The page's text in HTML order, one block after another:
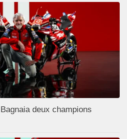
deux champions